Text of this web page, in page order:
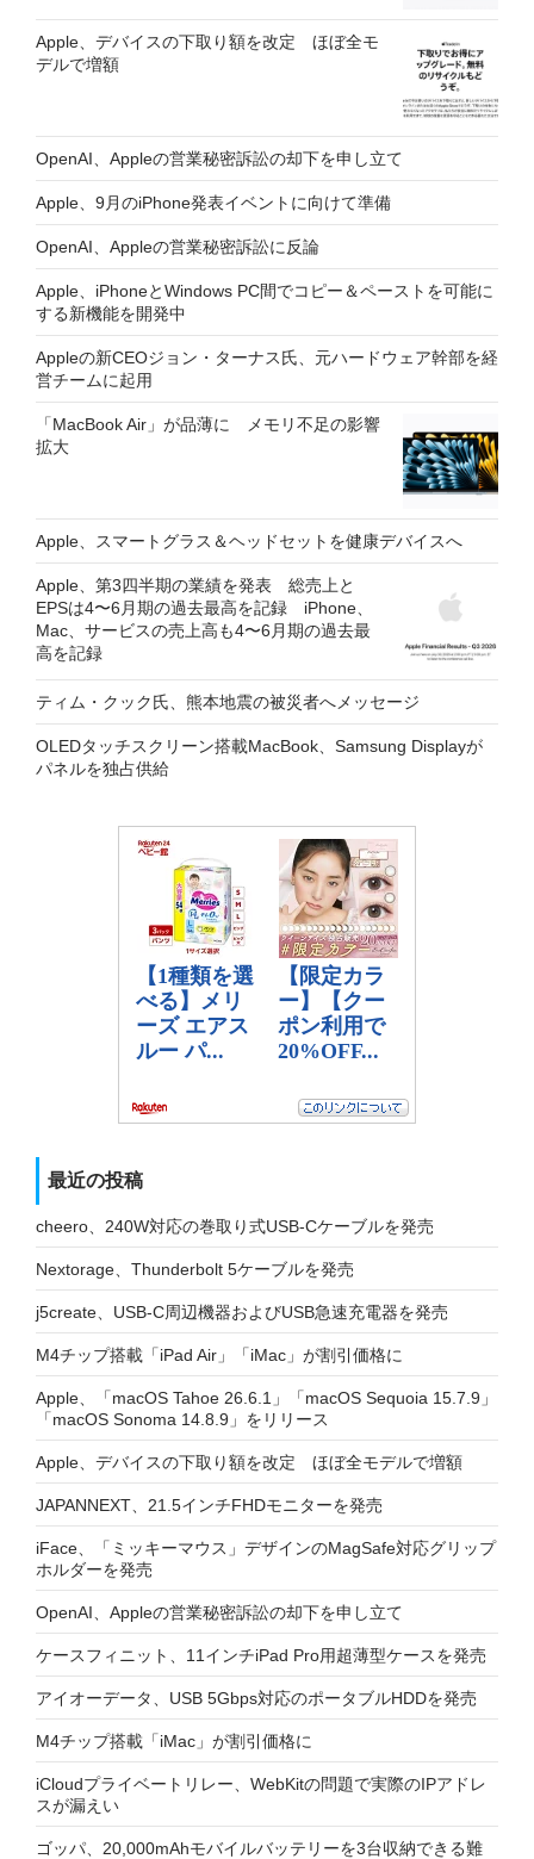
Apple、デバイスの下取り額を改定 ほぼ全モ
デルで増額
OpenAI、Appleの営業秘密訴訟の却下を申し立て
Apple、9月のiPhone発表イベントに向けて準備
OpenAI、Appleの営業秘密訴訟に反論
Apple、iPhoneとWindows PC間でコピー＆ペーストを可能に
する新機能を開発中
Appleの新CEOジョン・ターナス氏、元ハードウェア幹部を経
営チームに起用
「MacBook Air」が品薄に メモリ不足の影響
拡大
Apple、スマートグラス＆ヘッドセットを健康デバイスへ
Apple、第3四半期の業績を発表 総売上と
EPSは4〜6月期の過去最高を記録 iPhone、
Mac、サービスの売上高も4〜6月期の過去最
高を記録
ティム・クック氏、熊本地震の被災者へメッセージ
OLEDタッチスクリーン搭載MacBook、Samsung Displayが
パネルを独占供給
最近の投稿
cheero、240W対応の巻取り式USB-Cケーブルを発売
Nextorage、Thunderbolt 5ケーブルを発売
j5create、USB-C周辺機器およびUSB急速充電器を発売
M4チップ搭載「iPad Air」「iMac」が割引価格に
Apple、「macOS Tahoe 26.6.1」「macOS Sequoia 15.7.9」
「macOS Sonoma 14.8.9」をリリース
Apple、デバイスの下取り額を改定 ほぼ全モデルで増額
JAPANNEXT、21.5インチFHDモニターを発売
iFace、「ミッキーマウス」デザインのMagSafe対応グリップ
ホルダーを発売
OpenAI、Appleの営業秘密訴訟の却下を申し立て
ケースフィニット、11インチiPad Pro用超薄型ケースを発売
アイオーデータ、USB 5Gbps対応のポータブルHDDを発売
M4チップ搭載「iMac」が割引価格に
iCloudプライベートリレー、WebKitの問題で実際のIPアドレ
スが漏えい
ゴッパ、20,000mAhモバイルバッテリーを3台収納できる難